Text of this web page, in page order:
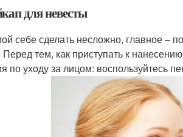
для невесты
себе сделать несложно, главное –
Перед тем, как приступать к
по уходу за лицом: воспользуйтесь